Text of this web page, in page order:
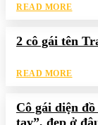
READ MORE
2 cô gái tên
READ MORE
Cô gái diện
tay”, đẹp ở